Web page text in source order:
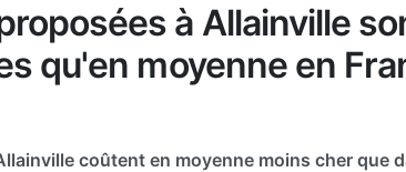
à Allainville
qu'en moyenne en
coûtent en moyenne moins cher que